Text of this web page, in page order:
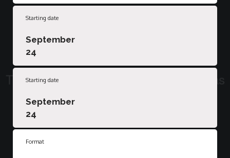
Starting date
September
24
Starting date
September
24
Format